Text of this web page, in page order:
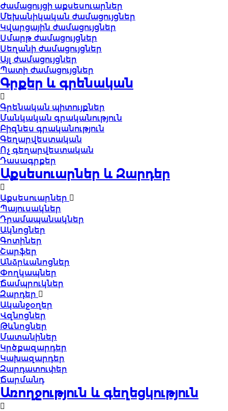
Ժամացույցի աքսեսուարներ
Մեխանիկական ժամացույցներ
Կվարցային ժամացույցներ
Սմարթ ժամացույցներ
Սեղանի ժամացույցներ
Այլ ժամացույցներ
Պատի ժամացույցներ
Գրքեր և գրենական
Գրենական պիտույքներ
Մանկական գրականություն
Բիզնես գրականություն
Գեղարվեստական
Ոչ գեղարվեստական
Դասագրքեր
Աքսեսուարներ և Զարդեր
Աքսեսուարներ
Պայուսակներ
Դրամապանակներ
Ակնոցներ
Գոտիներ
Շարֆեր
Անձրևանոցներ
Փողկապներ
Ճամպրուկներ
Զարդեր
Ականջօղեր
Վզնոցներ
Թևնոցներ
Մատանիներ
Կրծքազարդեր
Կախազարդեր
Զարդատուփեր
Ճարմանդ
Առողջություն և գեղեցկություն